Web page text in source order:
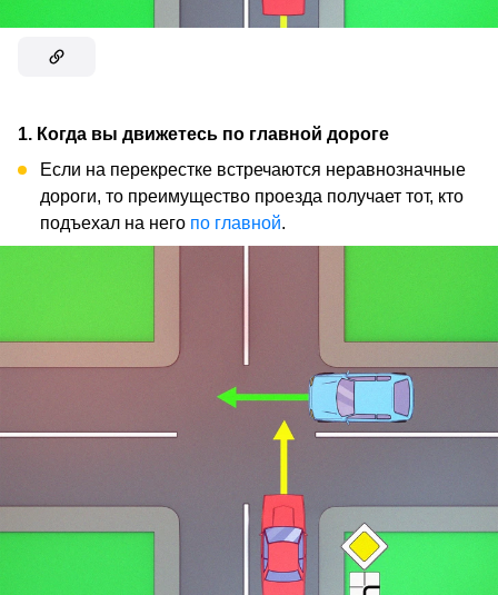
1. Когда вы движетесь по главной дороге
Если на перекрестке встречаются неравнозначные
дороги, то преимущество проезда получает тот, кто
подъехал на него по главной.